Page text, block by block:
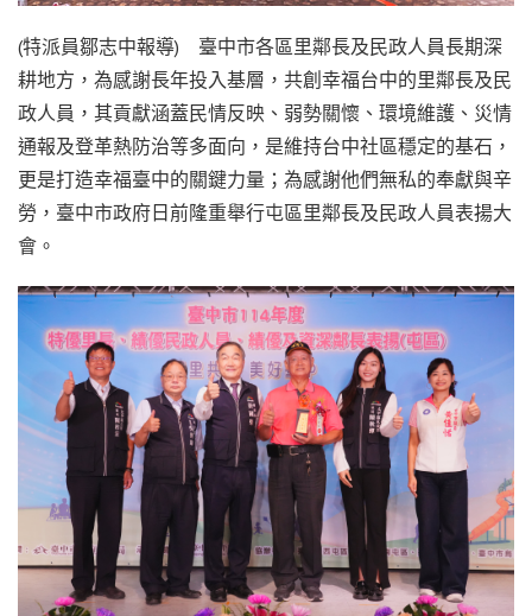
(特派員鄒志中報導) 臺中市各區里鄰長及民政人員長期深
耕地方，為感謝長年投入基層，共創幸福台中的里鄰長及民
政人員，其貢獻涵蓋民情反映、弱勢關懷、環境維護、災情
通報及登革熱防治等多面向，是維持台中社區穩定的基石，
更是打造幸福臺中的關鍵力量；為感謝他們無私的奉獻與辛
勞，臺中市政府日前隆重舉行屯區里鄰長及民政人員表揚大
會。